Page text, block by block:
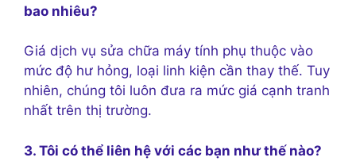
bao nhiêu?
Giá dịch vụ sửa chữa máy tính phụ thuộc vào
mức độ hư hỏng, loại linh kiện cần thay thế. Tuy
nhiên, chúng tôi luôn đưa ra mức giá cạnh tranh
nhất trên thị trường.
3. Tôi có thể liên hệ với các bạn như thế nào?